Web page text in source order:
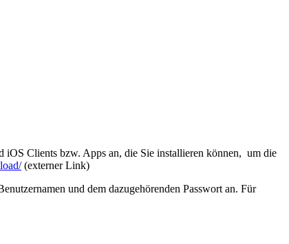
Clients bzw. Apps an, die Sie installieren können, um die
(externer Link)
und dem dazugehörenden Passwort an. Für